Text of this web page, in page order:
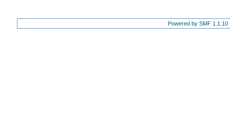
Powered by SMF 1.1.10